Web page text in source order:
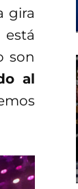
gira
está
son
al